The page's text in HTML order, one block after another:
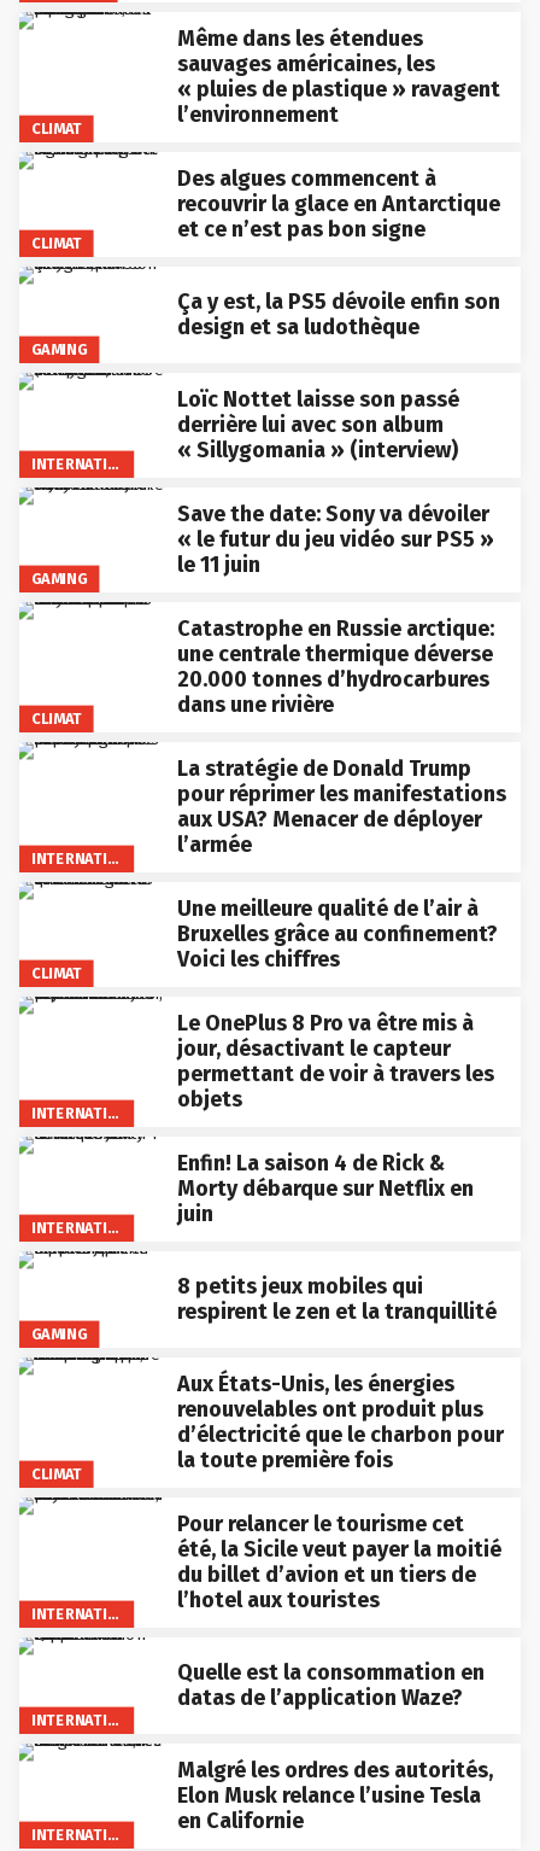
CLIMAT
Même dans les étendues
sauvages américaines, les
« pluies de plastique » ravagent
l’environnement
CLIMAT
Des algues commencent à
recouvrir la glace en Antarctique
et ce n’est pas bon signe
GAMING
Ça y est, la PS5 dévoile enfin son
design et sa ludothèque
INTERNATIONAL
Loïc Nottet laisse son passé
derrière lui avec son album
« Sillygomania » (interview)
GAMING
Save the date: Sony va dévoiler
« le futur du jeu vidéo sur PS5 »
le 11 juin
CLIMAT
Catastrophe en Russie arctique:
une centrale thermique déverse
20.000 tonnes d’hydrocarbures
dans une rivière
INTERNATIONAL
La stratégie de Donald Trump
pour réprimer les manifestations
aux USA? Menacer de déployer
l’armée
CLIMAT
Une meilleure qualité de l’air à
Bruxelles grâce au confinement?
Voici les chiffres
INTERNATIONAL
Le OnePlus 8 Pro va être mis à
jour, désactivant le capteur
permettant de voir à travers les
objets
INTERNATIONAL
Enfin! La saison 4 de Rick &
Morty débarque sur Netflix en
juin
GAMING
8 petits jeux mobiles qui
respirent le zen et la tranquillité
CLIMAT
Aux États-Unis, les énergies
renouvelables ont produit plus
d’électricité que le charbon pour
la toute première fois
INTERNATIONAL
Pour relancer le tourisme cet
été, la Sicile veut payer la moitié
du billet d’avion et un tiers de
l’hotel aux touristes
INTERNATIONAL
Quelle est la consommation en
datas de l’application Waze?
INTERNATIONAL
Malgré les ordres des autorités,
Elon Musk relance l’usine Tesla
en Californie